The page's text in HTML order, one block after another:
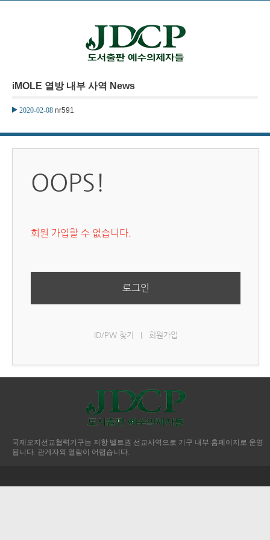
iMOLE 열방 내부 사역 News
2020-02-08 nr591
OOPS!
회원 가입할 수 없습니다.
로그인
ID/PW 찾기 회원가입
국제오지선교협력기구는 저항 벨트권 선교사역으로 기구 내부 홈페이지로 운영
됩니다. 관계자외 열람이 어렵습니다.